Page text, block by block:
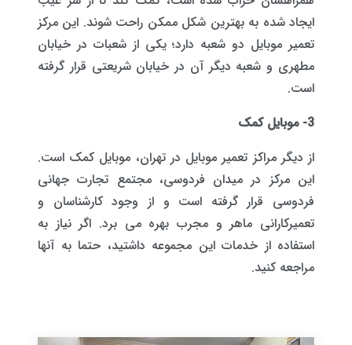
ایجاد شده به بهترین شکل ممکن راحت شوند. این مرکز
تعمیر موبایل دو شعبه دارد؛ یکی از شعبات در خیابان
مطهری و شعبه دیگر آن در خیابان شریعتی قرار گرفته
است.
3- موبایل کمک
از دیگر مراکز تعمیر موبایل در تهران، موبایل کمک است.
این مرکز در میدان فردوسی، مجتمع تجارت جهانی
فردوسی قرار گرفته است و از وجود کارشناسان و
تعمیرکارانی ماهر و مجرب بهره می برد. اگر نیاز به
استفاده از خدمات این مجموعه داشتید، حتما به آنها
مراجعه کنید.